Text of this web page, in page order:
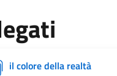
il colore della realtà